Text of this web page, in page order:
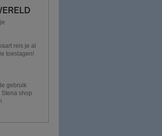
reis je al
toeslagen!
gebruik
shop